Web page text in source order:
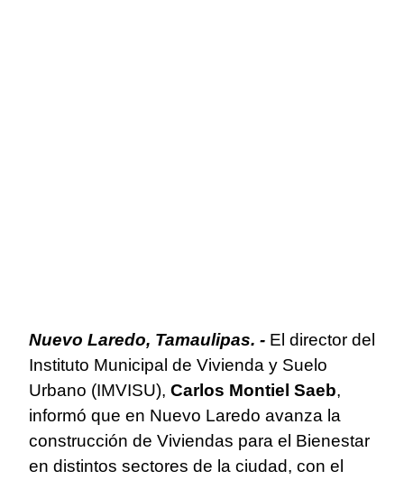
Nuevo Laredo, Tamaulipas. - El director del
Instituto Municipal de Vivienda y Suelo
Urbano (IMVISU), Carlos Montiel Saeb,
informó que en Nuevo Laredo avanza la
construcción de Viviendas para el Bienestar
en distintos sectores de la ciudad, con el